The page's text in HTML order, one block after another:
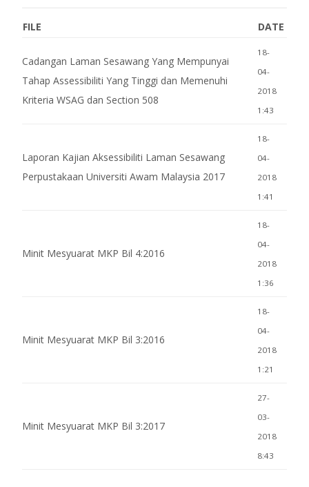
FILE DATE
Cadangan Laman Sesawang Yang Mempunyai
Tahap Assessibiliti Yang Tinggi dan Memenuhi
Kriteria WSAG dan Section 508
18-
04-
2018
1:43
Laporan Kajian Aksessibiliti Laman Sesawang
Perpustakaan Universiti Awam Malaysia 2017
18-
04-
2018
1:41
Minit Mesyuarat MKP Bil 4:2016
18-
04-
2018
1:36
Minit Mesyuarat MKP Bil 3:2016
18-
04-
2018
1:21
Minit Mesyuarat MKP Bil 3:2017
27-
03-
2018
8:43